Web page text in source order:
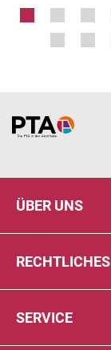
Home
ÜBER UNS
RECHTLICHES
SERVICE